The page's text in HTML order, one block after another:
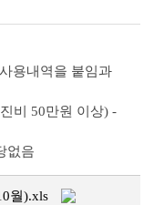
용내역을 붙임과
비 50만원 이상) -
없음
월).xls